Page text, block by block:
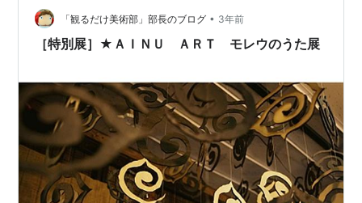
「観るだけ美術部」部長のブログ • 3年前
［特別展］★ＡＩＮＵ ＡＲＴ モレウのうた展